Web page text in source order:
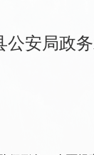
公安局政